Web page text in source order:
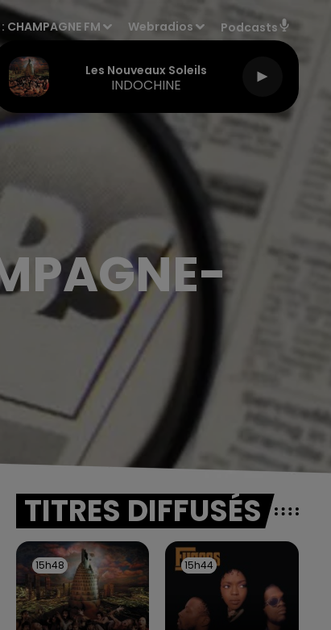
CHAMPAGNE FM Webradios Podcasts
Les Nouveaux Soleils
INDOCHINE
TITRES DIFFUSÉS
15h48
15h48 15h44
15h44